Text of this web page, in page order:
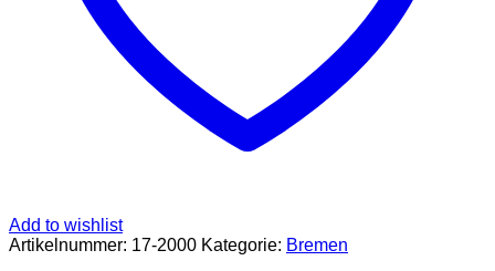
Add to wishlist
Artikelnummer: 17-2000 Kategorie: Bremen